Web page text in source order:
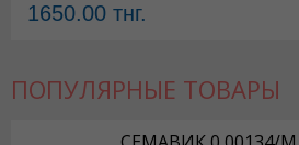
1650.00 тнг.
ПОПУЛЯРНЫЕ ТОВАРЫ